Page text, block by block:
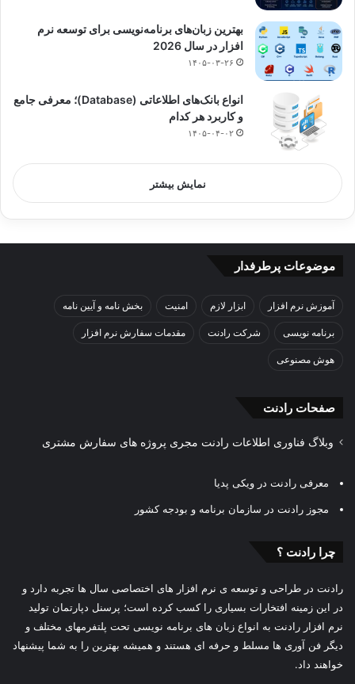
بهترین زبان‌های برنامه‌نویسی برای توسعه نرم
افزار در سال 2026
۱۴۰۵-۰۳-۲۶
انواع بانک‌های اطلاعاتی (Database)؛ معرفی جامع
و کاربرد هر کدام
۱۴۰۵-۰۴-۰۲
نمایش بیشتر
موضوعات پرطرفدار
آموزش نرم افزار ابزار لازم امنیت بخش نامه و آیین نامه
برنامه نویسی شرکت رادنت مقدمات سفارش نرم افزار
هوش مصنوعی
صفحات رادنت
وبلاگ فناوری اطلاعات رادنت مجری پروژه های سفارش مشتری
معرفی رادنت در ویکی پدیا
مجوز رادنت در سازمان برنامه و بودجه کشور
چرا رادنت ؟
رادنت در طراحی و توسعه ی نرم افزار های اختصاصی سال ها تجربه دارد و
در این زمینه افتخارات بسیاری را کسب کرده است؛ پرسنل دپارتمان تولید
نرم افزار رادنت به انواع زبان های برنامه نویسی تحت پلتفرمهای مختلف و
دیگر فن آوری ها مسلط و حرفه ای هستند و همیشه بهترین را به شما پیشنهاد
خواهند داد.